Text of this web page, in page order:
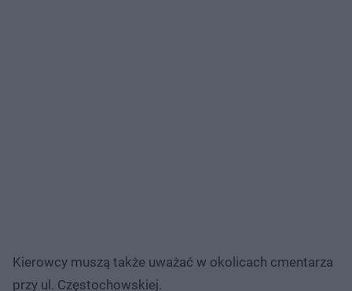
Kierowcy muszą także uważać w okolicach cmentarza
przy ul. Częstochowskiej.